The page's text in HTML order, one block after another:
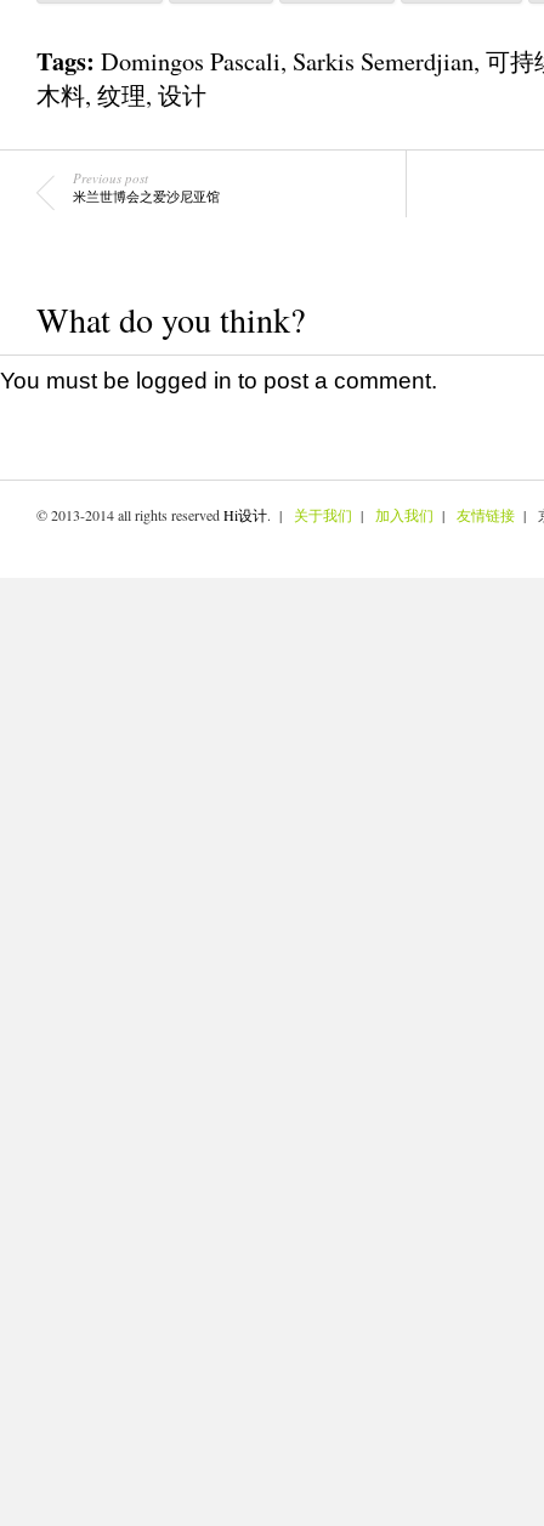
Tags: Domingos Pascali, Sarkis Semerdjian, 可持
木料, 纹理, 设计
Previous post
米兰世博会之爱沙尼亚馆
What do you think?
You must be logged in to post a comment.
© 2013-2014 all rights reservedHi设计. | 关于我们 | 加入我们 | 友情链接 |